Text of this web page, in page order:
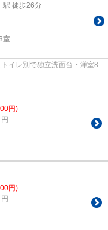
駅 徒歩26分
室
イレ別で独立洗面台・洋室8
円)
円)